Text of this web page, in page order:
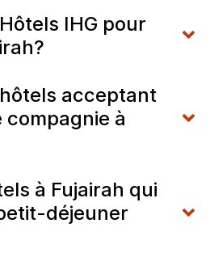
IHG pour
acceptant
compagnie à
à Fujairah qui
déjeuner